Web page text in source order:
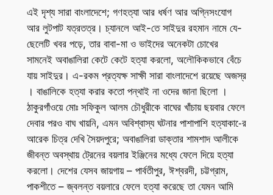
এই দৃশ্য সারা বাংলাদেশে; গণহত্যা আর ধর্ষণ আর অগ্নিসংযোগ
আর লুটপাট যত্রতত্র। চ্যানলে আই-তে সাইদুর রহমান নামে যে-
ছেলেটি খবর পড়ে, তার বাবা-মা ও ভাইদের অনেকটা চোখের
সামনেই অবাঙালিরা কেটে কেটে হত্যা করলো, অলৌকিকভাবে বেঁচে
যায় সাইদুর। এ-রকম প্রত্যক্ষ সাক্ষী সারা বাংলাদেশে রয়েছে অজস্র
। বাঙালিকে হত্যা করার কতো পন্থাই না ওদের জানা ছিলো ।
ঠাকুরগাঁওয়ে মোঃ সফিকুল আলম চৌধুরীকে বাঘের খাঁচায় ছয়বার ফেলে
দেবার পরও বাঘ খায়নি, এমন অবিশ্বাস্য ঘটনার পাশাপাশি হত্যাকা-ের
আরেক চিত্র দেখি সৈয়দপুরে; অবাঙালিরা ডাক্তার শামশাদ আলীকে
জীবন্ত অবস্থায় ট্রেনের বয়লার ইঞ্জিনের মধ্যে ফেলে দিয়ে হত্যা
করলো। দেশের যেসব জায়গায় – পার্বতীপুর, ঈশ্বরদী, চট্টগ্রাম,
পাকশীতে – জ্বলন্ত বয়লারে ফেলে হত্যা করেছে তা যেমন আমি